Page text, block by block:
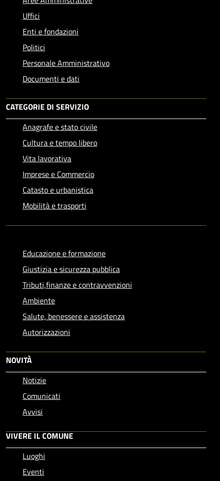
Uffici
Enti e fondazioni
Politici
Personale Amministrativo
Documenti e dati
CATEGORIE DI SERVIZIO
Anagrafe e stato civile
Cultura e tempo libero
Vita lavorativa
Imprese e Commercio
Catasto e urbanistica
Mobilità e trasporti
Educazione e formazione
Giustizia e sicurezza pubblica
Tributi,finanze e contravvenzioni
Ambiente
Salute, benessere e assistenza
Autorizzazioni
NOVITÀ
Notizie
Comunicati
Avvisi
VIVERE IL COMUNE
Luoghi
Eventi